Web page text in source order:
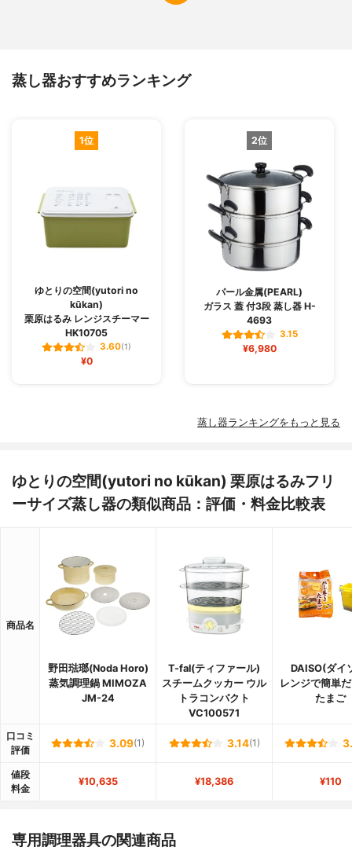
蒸し器おすすめランキング
1位
ゆとりの空間(yutori no
kūkan)
栗原はるみ レンジスチーマー
HK10705
3.60(1)
¥0
2位
パール金属(PEARL)
ガラス 蓋 付3段 蒸し器 H-
4693
3.15
¥6,980
蒸し器ランキングをもっと見る
ゆとりの空間(yutori no kūkan) 栗原はるみフリ
ーサイズ蒸し器の類似商品：評価・料金比較表
商品名
野田琺瑯(Noda Horo)
蒸気調理鍋 MIMOZA
JM-24
T-fal(ティファール)
スチームクッカー ウル
トラコンパクト
VC100571
DAISO(ダイ
レンジで簡単
たまご
口コミ
評価
3.09(1) 3.14(1)
値段
料金
¥10,635 ¥18,386 ¥110
専用調理器具の関連商品